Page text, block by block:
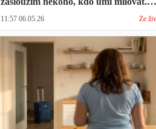
mohl přijít na nedělní oběd, protože
druhá ho vyhodila a nemá kde strávit
svátky
11:57 06.05.26 Ze